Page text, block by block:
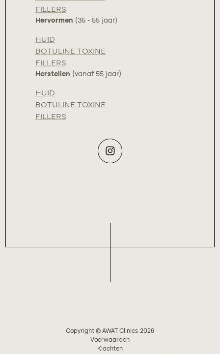
FILLERS
Hervormen (35 - 55 jaar)
HUID
BOTULINE TOXINE
FILLERS
Herstellen (vanaf 55 jaar)
HUID
BOTULINE TOXINE
FILLERS
Copyright © AWAT Clinics 2026
Voorwaarden
Klachten